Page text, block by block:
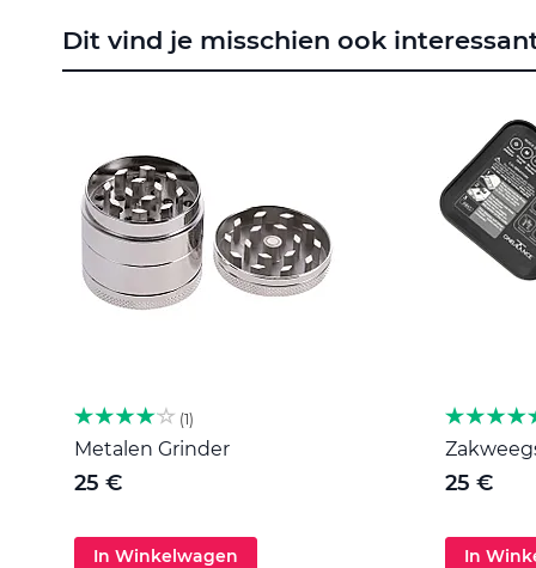
het
begin
gallerij
Dit vind je misschien ook
1
Metalen Grinder
25 €
In Winkelwagen
25 €
In